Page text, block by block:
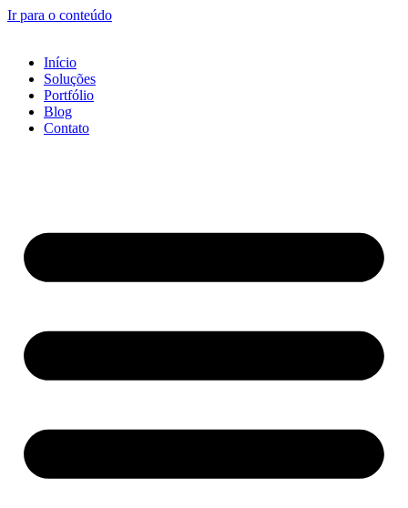
Ir para o conteúdo
Início
Soluções
Portfólio
Blog
Contato